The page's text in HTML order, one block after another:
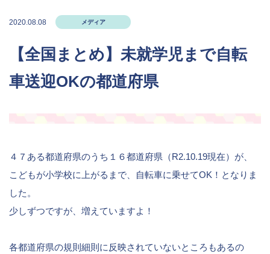
2020.08.08 メディア
【全国まとめ】未就学児まで自転
車送迎OKの都道府県
４７ある都道府県のうち１６都道府県（R2.10.19現在）が、
こどもが小学校に上がるまで、自転車に乗せてOK！となりま
した。
少しずつですが、増えていますよ！
各都道府県の規則細則に反映されていないところもあるの